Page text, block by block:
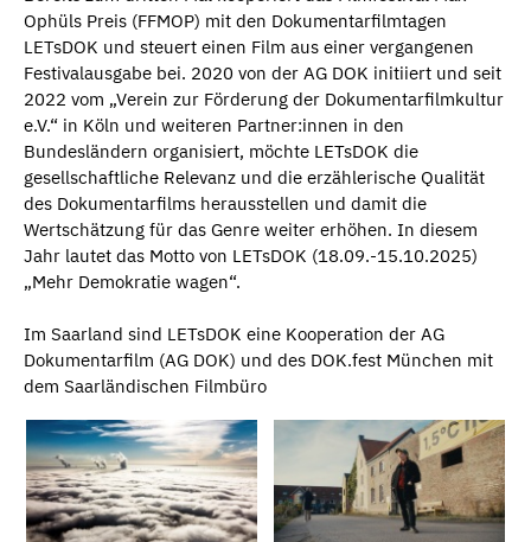
Ophüls Preis (FFMOP) mit den Dokumentarfilmtagen
LETsDOK und steuert einen Film aus einer vergangenen
Festivalausgabe bei. 2020 von der AG DOK initiiert und seit
2022 vom „Verein zur Förderung der Dokumentarfilmkultur
e.V.“ in Köln und weiteren Partner:innen in den
Bundesländern organisiert, möchte LETsDOK die
gesellschaftliche Relevanz und die erzählerische Qualität
des Dokumentarfilms herausstellen und damit die
Wertschätzung für das Genre weiter erhöhen. In diesem
Jahr lautet das Motto von LETsDOK (18.09.-15.10.2025)
„Mehr Demokratie wagen“.
Im Saarland sind LETsDOK eine Kooperation der AG
Dokumentarfilm (AG DOK) und des DOK.fest München mit
dem Saarländischen Filmbüro